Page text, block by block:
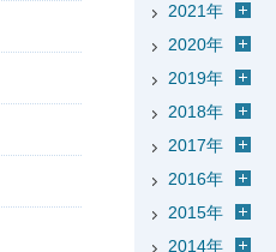
2021年
2020年
2019年
2018年
2017年
2016年
2015年
2014年